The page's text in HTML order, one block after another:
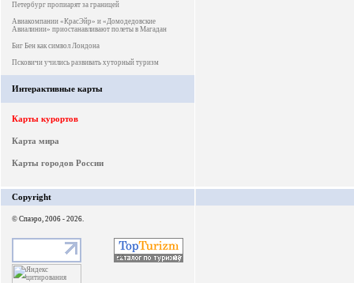
Петербург пропиарят за границей
Авиакомпании «КрасЭйр» и «Домодедовские
Авиалинии» приостанавливают полеты в Магадан
Биг Бен как символ Лондона
Псковичи учились развивать хуторный туризм
Интерактивные карты
Карты курортов
Карта мира
Карты городов России
Copyright
© Спаэро, 2006 - 2026.